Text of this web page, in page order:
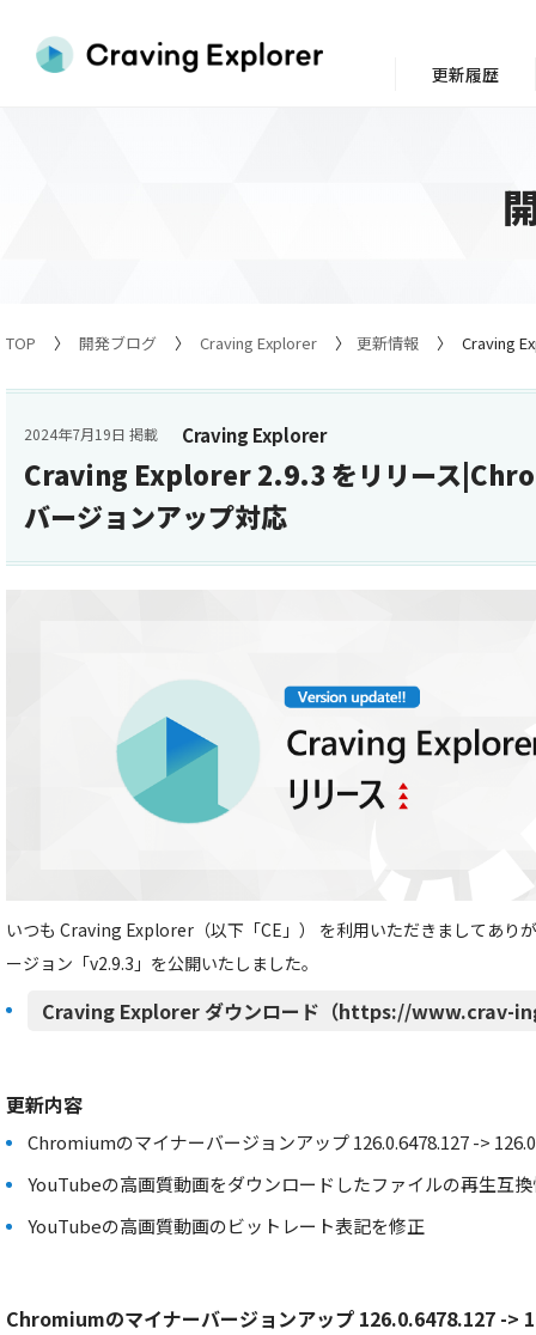
TOP 開発ブログ Craving Explorer 更新情報 Craving
Craving Explorer
2024年7月19日 掲載
Craving Explorer 2.9.3 をリリース
バージョンアップ対応
いつも Craving Explorer（以下「CE」） を利用いただきましてあり
ージョン「v2.9.3」を公開いたしました。
Craving Explorer ダウンロード（https://www.crav-
更新内容
Chromiumのマイナーバージョンアップ 126.0.6478.127 ->
YouTubeの高画質動画をダウンロードしたファイルの再生互
YouTubeの高画質動画のビットレート表記を修正
Chromiumのマイナーバージョンアップ 126.0.6478.127 ->
更新履歴